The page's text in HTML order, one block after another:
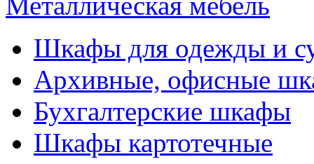
Шкафы для одежды и
Архивные, офисные
Бухгалтерские шкафы
Шкафы картотечные